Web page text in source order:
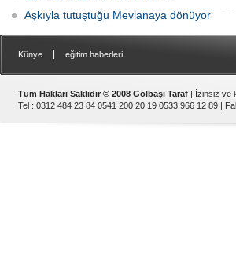
Aşkıyla tutuştuğu Mevlanaya dönüyor
Künye eğitim haberleri
Tüm Hakları Saklıdır © 2008 Gölbaşı Taraf | İzinsiz ve
Tel : 0312 484 23 84 0541 200 20 19 0533 966 12 89 |